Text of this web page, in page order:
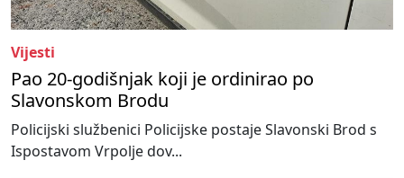
Vijesti
Pao 20-godišnjak koji je ordinirao po
Slavonskom Brodu
Policijski službenici Policijske postaje Slavonski Brod s
Ispostavom Vrpolje dov...